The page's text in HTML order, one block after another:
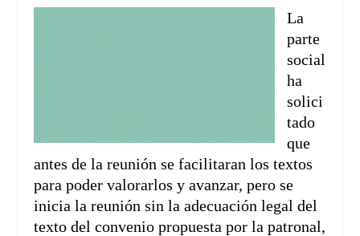
La
parte
social
ha
solici
tado
que
antes de la reunión se facilitaran los textos
para poder valorarlos y avanzar, pero se
inicia la reunión sin la adecuación legal del
texto del convenio propuesta por la patronal,